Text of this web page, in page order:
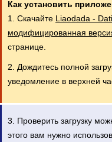
Как установить
1. Скачайте Liaodada -
модифицированная
странице.
2. Дождитесь полной
уведомление в верхней
3. Проверить загрузку
этого вам нужно